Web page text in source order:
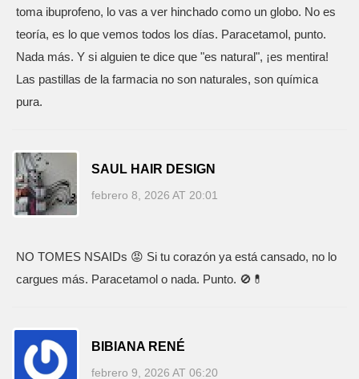
toma ibuprofeno, lo vas a ver hinchado como un globo. No es
teoría, es lo que vemos todos los días. Paracetamol, punto.
Nada más. Y si alguien te dice que "es natural", ¡es mentira!
Las pastillas de la farmacia no son naturales, son química
pura.
SAUL HAIR DESIGN
febrero 8, 2026 AT 20:01
NO TOMES NSAIDs 😡 Si tu corazón ya está cansado, no lo
cargues más. Paracetamol o nada. Punto. 🚫💊
BIBIANA RENÉ
febrero 9, 2026 AT 06:20